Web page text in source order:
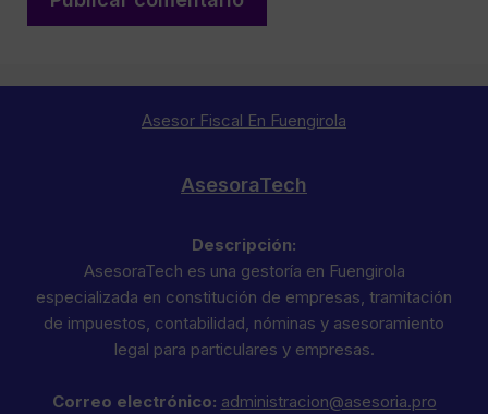
Asesor Fiscal En Fuengirola
AsesoraTech
Descripción:
AsesoraTech es una gestoría en Fuengirola
especializada en constitución de empresas, tramitación
de impuestos, contabilidad, nóminas y asesoramiento
legal para particulares y empresas.
Correo electrónico: administracion@asesoria.pro